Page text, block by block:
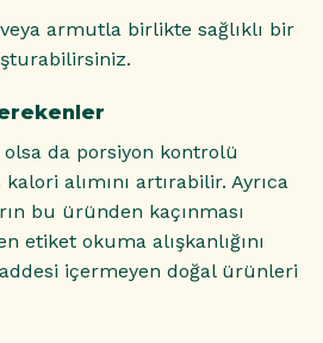
armutla birlikte sağlıklı bir
olsa da porsiyon kontrolü
alımını artırabilir. Ayrıca
bu üründen kaçınması
etiket okuma alışkanlığını
içermeyen doğal ürünleri